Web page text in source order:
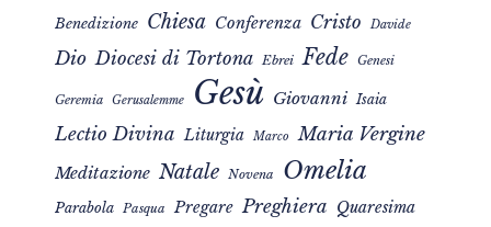
Benedizione Chiesa Conferenza Cristo Davide
Dio Diocesi di Tortona Ebrei Fede Genesi
Geremia Gerusalemme Gesù Giovanni Isaia
Lectio Divina Liturgia Marco Maria Vergine
Meditazione Natale Novena Omelia
Parabola Pasqua Pregare Preghiera Quaresima